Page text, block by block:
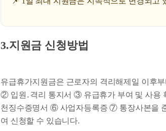
3.지원금 신청방법
유급휴가지원금은 근로자의 격리해제일 이후부
② 입원․격리 통지서 ③ 유급휴가 부여 및 사용
천징수증명서 ⑥ 사업자등록증 ⑦ 통장사본을
여 신청할 수 있습니다.